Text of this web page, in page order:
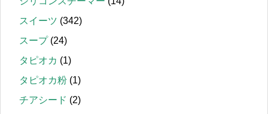
スイーツ (342)
スープ(24)
タピオカ (1)
タピオカ粉 (1)
チアシード (2)